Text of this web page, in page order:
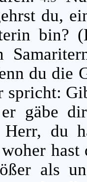
du,
bin?
du die
spricht:
gäbe
du
hast
als